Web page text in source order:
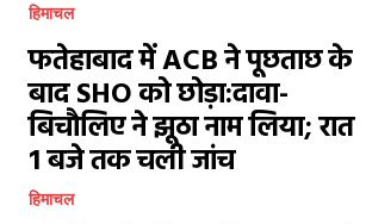
हिमाचल
फतेहाबाद में ACB ने पूछताछ के
बाद SHO को छोड़ा:दावा-
बिचौलिए ने झूठा नाम लिया; रात
1 बजे तक चली जांच
हिमाचल